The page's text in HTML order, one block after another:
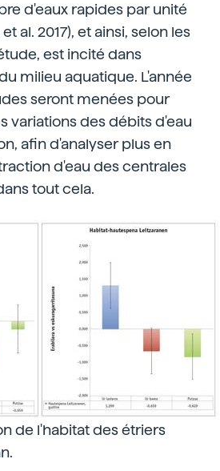
d'eaux rapides par unité
al. 2017), et ainsi, selon les
est incité dans
milieu aquatique. L'année
seront menées pour
variations des débits d'eau
afin d'analyser plus en
d'eau des centrales
tout cela.
de l'habitat des étriers